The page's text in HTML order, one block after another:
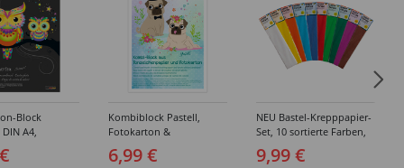
Block
A4,
10 Blatt, 10
Kombiblock Pastell,
Fotokarton &
Tonzeichenpapier, 10 +
10 Blatt, 23 x 33 cm,
6,99 €
NEU Bastel-Krepppapier-
Set, 10 sortierte Farben,
je 50x250cm
9,99 €